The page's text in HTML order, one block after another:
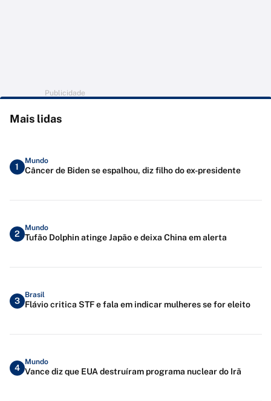
Publicidade
Mais lidas
1
Mundo
Câncer de Biden se espalhou, diz filho do ex-presidente
2
Mundo
Tufão Dolphin atinge Japão e deixa China em alerta
3
Brasil
Flávio critica STF e fala em indicar mulheres se for eleito
4
Mundo
Vance diz que EUA destruíram programa nuclear do Irã